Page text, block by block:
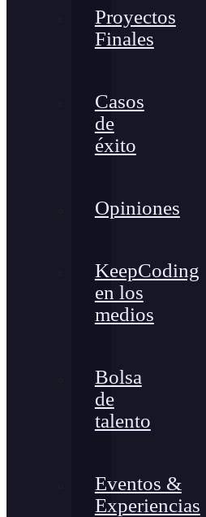
Proyectos
Finales
Casos
de
éxito
Opiniones
KeepCoding
en los
medios
Bolsa
de
talento
Eventos &
Experiencias